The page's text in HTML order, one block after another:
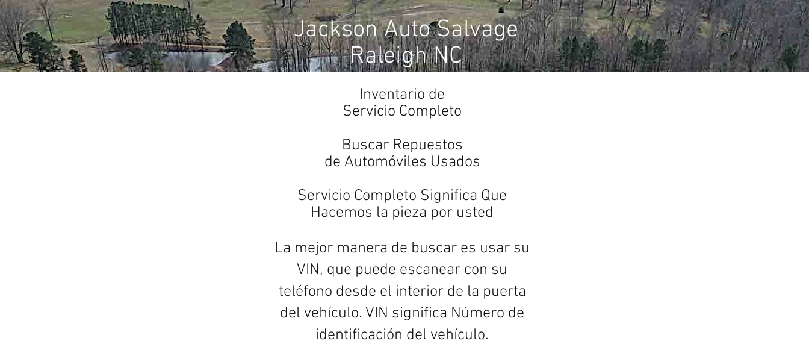
Jackson Auto Salvage
Raleigh NC
Inventario de
Servicio Completo
Buscar Repuestos
de Automóviles Usados
Servicio Completo Significa Que
Hacemos la pieza por usted
La mejor manera de buscar es usar su
VIN, que puede escanear con su
teléfono desde el interior de la puerta
del vehículo. VIN significa Número de
identificación del vehículo.